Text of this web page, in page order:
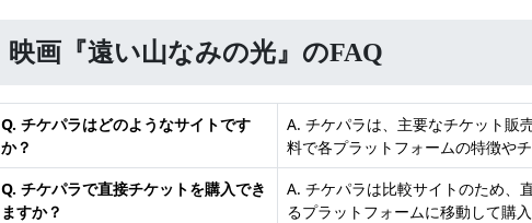
映画『遠い山なみの光』のFAQ
Q. チケパラはどのようなサイトです
か？
A. チケパラは、主要なチケット販
料で各プラットフォームの特徴や
Q. チケパラで直接チケットを購入でき
ますか？
A. チケパラは比較サイトのため、
るプラットフォームに移動して購入